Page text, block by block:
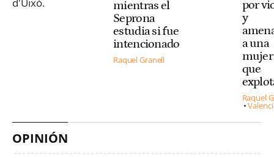
mientras el
Seprona
estudia si fue
intencionado
Raquel Granell
por
y
a una
mujer
que
Raquel
OPINIÓN